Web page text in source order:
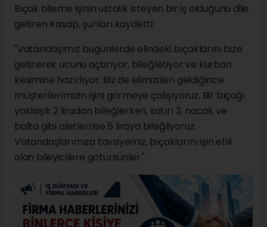
Bıçak bileme işinin ustalık isteyen bir iş olduğunu dile
getiren Kasap, şunları kaydetti:
"Vatandaşımız bugünlerde elindeki bıçaklarını bize
getirerek ucunu açtırıyor, bileğletiyor ve kurban
kesimine hazırlıyor. Biz de elimizden geldiğince
müşterilerimizin işini görmeye çalışıyoruz. Bir bıçağı
yaklaşık 2 liradan bileğlerken, satırı 3, nacak ve
balta gibi aletleri ise 5 liraya bileğliyoruz.
Vatandaşlarımıza tavsiyemiz, bıçaklarını işin ehli
olan bileyicilere götürsünler."